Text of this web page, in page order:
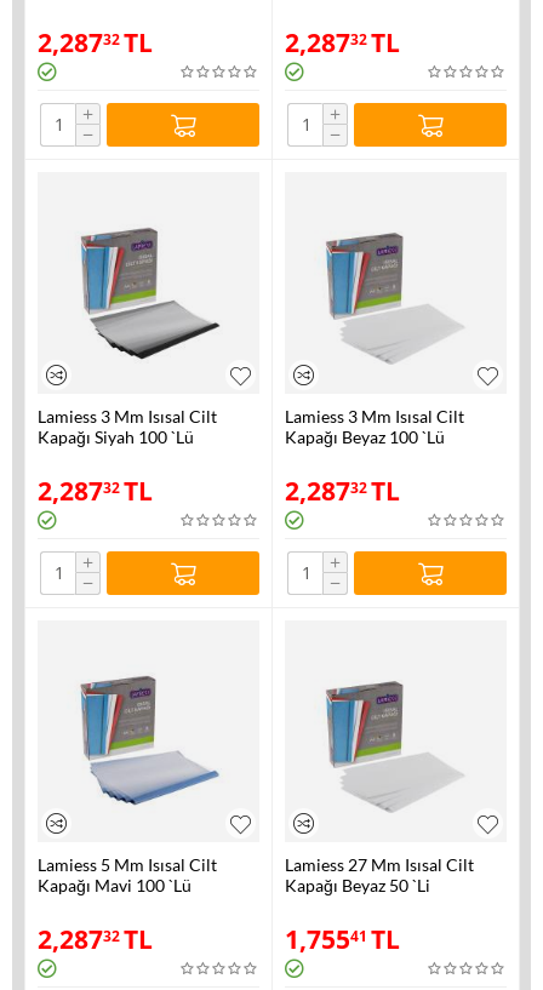
2,28732TL
+
−
2,28732TL
+
−
Lamiess 3 Mm Isısal Cilt
Kapağı Siyah 100 `Lü
2,28732TL
+
−
Lamiess 3 Mm Isısal Cilt
Kapağı Beyaz 100 `Lü
2,28732TL
+
−
Lamiess 5 Mm Isısal Cilt
Kapağı Mavi 100 `Lü
2,28732TL
Lamiess 27 Mm Isısal Cilt
Kapağı Beyaz 50 `Li
1,75541 TL